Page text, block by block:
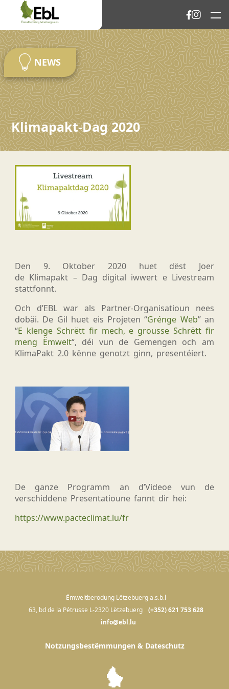
NEWS
Klimapakt-Dag 2020
Den 9. Oktober 2020 huet dëst Joer
de Klimapakt – Dag digital iwwert e Livestream
stattfonnt.
Och d’EBL war als Partner-Organisatioun nees
dobäi. De Gil huet eis Projeten “Grénge Web” an
“E klenge Schrëtt fir mech, e grousse Schrëtt fir
meng Ëmwelt“, déi vun de Gemengen och am
KlimaPakt 2.0 kënne genotzt ginn, presentéiert.
De ganze Programm an d’Videoe vun de
verschiddene Presentatioune fannt dir hei:
https://www.pacteclimat.lu/fr
Ëmweltberodung Lëtzebuerg a.s.b.l
63, bd de la Pétrusse L-2320 Lëtzebuerg
(+352) 621 753 628
info@ebl.lu
Notzungsbestëmmungen & Dateschutz